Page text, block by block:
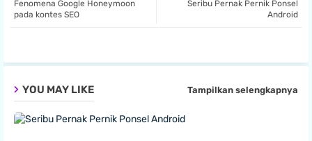
tsaSeribu Pernak Pernik Ponsel
Android
Fenomena Google Honeymoon
pada kontes SEO
YOU MAY LIKE Tampilkan selengkapnya